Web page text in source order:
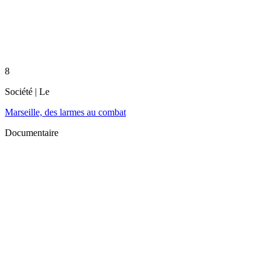
8
Société | Le
Marseille, des larmes au combat
Documentaire